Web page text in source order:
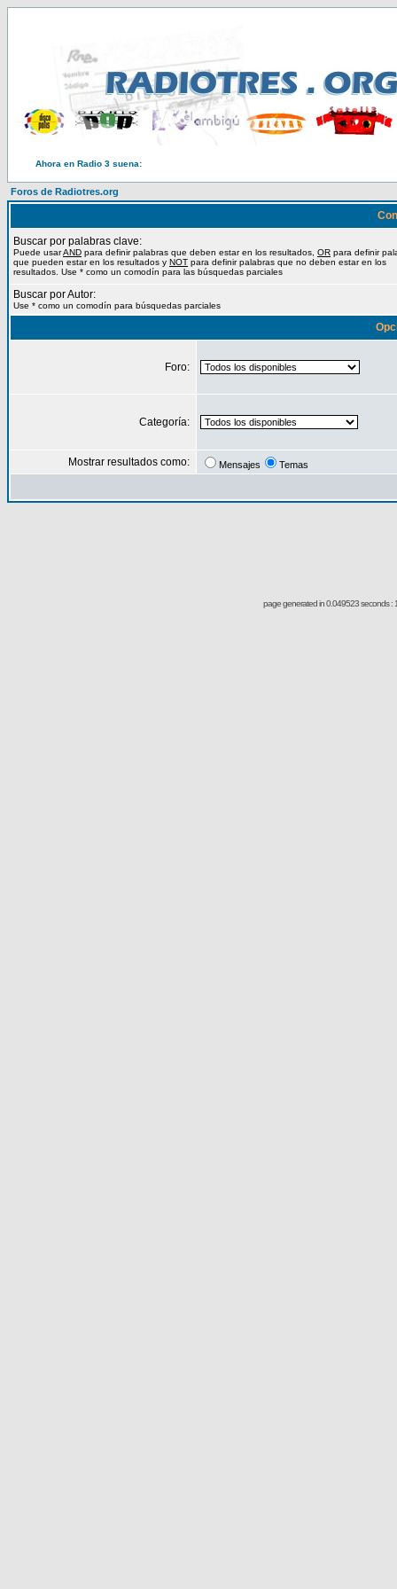
Ahora en Radio 3 suena:
Foros de Radiotres.org
Buscar por palabras clave:
Puede usarAND para definir palabras que deben estar en los resultados, OR para definir
que pueden estar en los resultados y NOT para definir palabras que no deben estar en los
resultados. Use * como un comodín para las búsquedas parciales
Buscar por Autor:
Use * como un comodín para búsquedas parciales
Foro:
Categoría:
Mostrar resultados como: Mensajes Temas
page generated in 0.049523 seconds :